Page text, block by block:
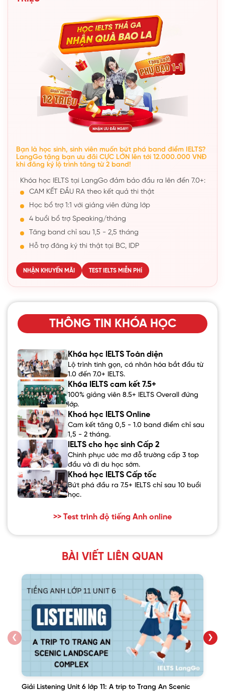
Bạn là học sinh, sinh viên muốn bứt phá band điểm IELTS?
LangGo tặng bạn ưu đãi CỰC LỚN lên tới 12.000.000 VNĐ
khi đăng ký lộ trình tăng từ 2 band!
Khóa học IELTS tại LangGo đảm bảo đầu ra lên đến 7.0+:
CAM KẾT ĐẦU RA theo kết quả thi thật
Học bổ trợ 1:1 với giảng viên đứng lớp
4 buổi bổ trợ Speaking/tháng
Tăng band chỉ sau 1,5 - 2,5 tháng
Hỗ trợ đăng ký thi thật tại BC, IDP
NHẬN KHUYẾN MÃI TEST IELTS MIỄN PHÍ
THÔNG TIN KHÓA HỌC
Khóa học IELTS Toàn diện
Lộ trình tinh gọn, cá nhân hóa bắt đầu từ
1.0 đến 7.0+ IELTS.
Khóa IELTS cam kết 7.5+
100% giảng viên 8.5+ IELTS Overall đứng
lớp.
Khoá học IELTS Online
Cam kết tăng 0,5 - 1.0 band điểm chỉ sau
1,5 - 2 tháng.
IELTS cho học sinh Cấp 2
Chinh phục ước mơ đỗ trường cấp 3 top
đầu và đi du học sớm.
Khoá học IELTS Cấp tốc
Bứt phá đầu ra 7.5+ IELTS chỉ sau 10 buổi
học.
>> Test trình độ tiếng Anh online
BÀI VIẾT LIÊN QUAN
❮
Giải Listening Unit 6 lớp 11: A trip to Trang An Scenic
❯